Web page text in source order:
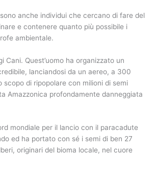
anche individui che cercano di fare del
e contenere quanto più possibile i
ambientale.
Cani. Quest’uomo ha organizzato un
lanciandosi da un aereo, a 300
scopo di ripopolare con milioni di semi
Amazzonica profondamente danneggiata
mondiale per il lancio con il paracadute
ed ha portato con sé i semi di ben 27
originari del bioma locale, nel cuore